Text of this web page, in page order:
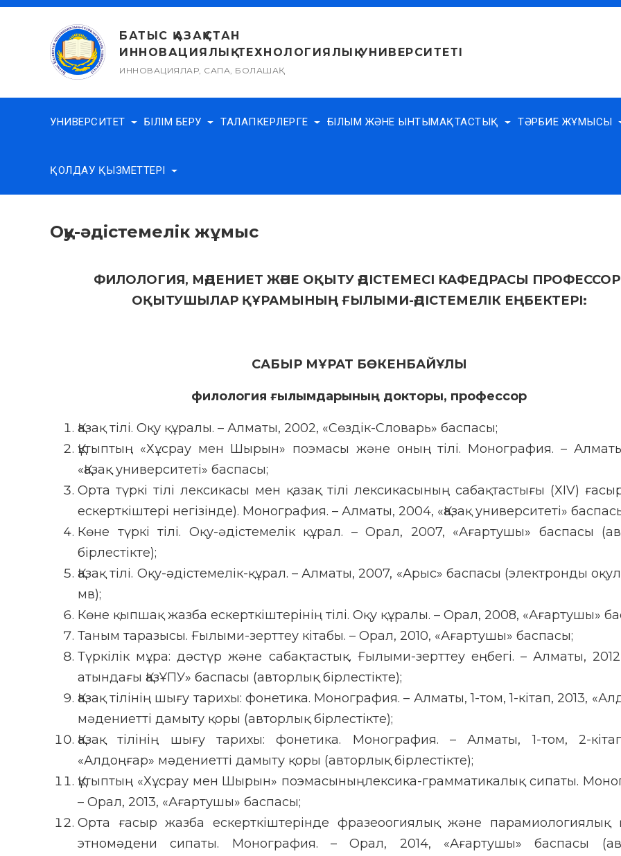
Skip
БАТЫС ҚАЗАҚСТАН
ИННОВАЦИЯЛЫҚ-ТЕХНОЛОГИЯЛЫҚ УНИВЕРСИТЕТІ
ИННОВАЦИЯЛАР, САПА, БОЛАШАҚ
УНИВЕРСИТЕТ БІЛІМ БЕРУ ТАЛАПКЕРЛЕРГЕ ҒЫЛЫМ ЖӘНЕ ЫНТЫМАҚТАСТЫҚ ТӘРБИЕ ЖҰМЫСЫ
ҚОЛДАУ ҚЫЗМЕТТЕРІ
Оқу-әдістемелік жұмыс
ФИЛОЛОГИЯ, МӘДЕНИЕТ ЖӘНЕ ОҚЫТУ ӘДІСТЕМЕСІ КАФЕДРАСЫ
ОҚЫТУШЫЛАР ҚҰРАМЫНЫҢ ҒЫЛЫМИ-ӘДІСТЕМЕЛІК ЕҢБЕКТЕРІ:
САБЫР МҰРАТ БӨКЕНБАЙҰЛЫ
филология ғылымдарының докторы, профессор
Қазақ тілі. Оқу құралы. – Алматы, 2002, «Сөздік-Словарь» баспасы;
Құтыптың «Хұсрау мен Шырын» поэмасы және оның тілі. Монография. –
«Қазақ университеті» баспасы;
Орта түркі тілі лексикасы мен қазақ тілі лексикасының сабақтастығы (ХІV)
ескерткіштері негізінде). Монография. – Алматы, 2004, «Қазақ университеті»
Көне түркі тілі. Оқу-әдістемелік құрал. – Орал, 2007, «Ағартушы» баспасы
бірлестікте);
Қазақ тілі. Оқу-әдістемелік-құрал. – Алматы, 2007, «Арыс» баспасы (электронды
мв);
Көне қыпшақ жазба ескерткіштерінің тілі. Оқу құралы. – Орал, 2008, «Ағартушы»
Таным таразысы. Ғылыми-зерттеу кітабы. – Орал, 2010, «Ағартушы» баспасы;
Түркілік мұра: дәстүр және сабақтастық. Ғылыми-зерттеу еңбегі. – Алматы,
атындағы ҚазҰПУ» баспасы (авторлық бірлестікте);
Қазақ тілінің шығу тарихы: фонетика. Монография. – Алматы, 1-том, 1-кітап, 2013,
мәдениетті дамыту қоры (авторлық бірлестікте);
Қазақ тілінің шығу тарихы: фонетика. Монография. – Алматы, 1-том, 2-
«Алдоңғар» мәдениетті дамыту қоры (авторлық бірлестікте);
Құтыптың «Хұсрау мен Шырын» поэмасыныңлексика-грамматикалық сипаты.
– Орал, 2013, «Ағартушы» баспасы;
Орта ғасыр жазба ескерткіштерінде фразеоогиялық және парамиологиялық
этномәдени сипаты. Монография. – Орал, 2014, «Ағартушы» баспасы